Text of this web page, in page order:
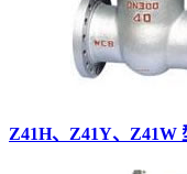
Z41H、Z41Y、Z41W